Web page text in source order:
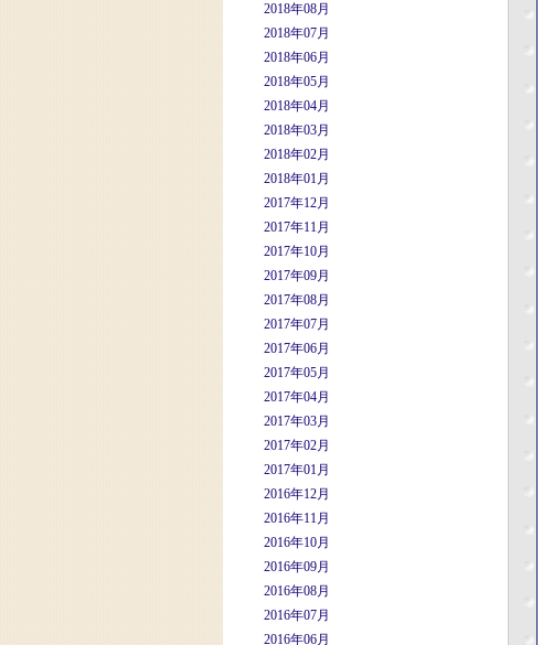
2018年08月
2018年07月
2018年06月
2018年05月
2018年04月
2018年03月
2018年02月
2018年01月
2017年12月
2017年11月
2017年10月
2017年09月
2017年08月
2017年07月
2017年06月
2017年05月
2017年04月
2017年03月
2017年02月
2017年01月
2016年12月
2016年11月
2016年10月
2016年09月
2016年08月
2016年07月
2016年06月